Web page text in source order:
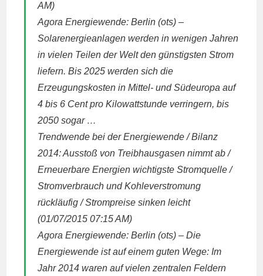
AM)
Agora Energiewende: Berlin (ots) –
Solarenergieanlagen werden in wenigen Jahren
in vielen Teilen der Welt den günstigsten Strom
liefern. Bis 2025 werden sich die
Erzeugungskosten in Mittel- und Südeuropa auf
4 bis 6 Cent pro Kilowattstunde verringern, bis
2050 sogar …
Trendwende bei der Energiewende / Bilanz
2014: Ausstoß von Treibhausgasen nimmt ab /
Erneuerbare Energien wichtigste Stromquelle /
Stromverbrauch und Kohleverstromung
rückläufig / Strompreise sinken leicht
(01/07/2015 07:15 AM)
Agora Energiewende: Berlin (ots) – Die
Energiewende ist auf einem guten Wege: Im
Jahr 2014 waren auf vielen zentralen Feldern